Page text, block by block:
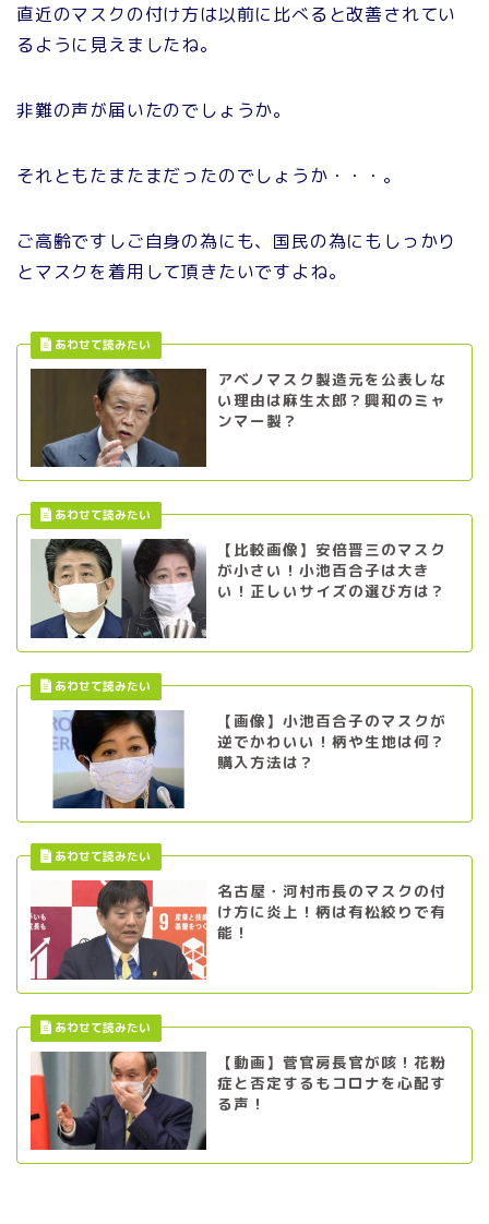
直近のマスクの付け方は以前に比べると改善されてい
るように見えましたね。
非難の声が届いたのでしょうか。
それともたまたまだったのでしょうか・・・。
ご高齢ですしご自身の為にも、国民の為にもしっかり
とマスクを着用して頂きたいですよね。
アベノマスク製造元を公表しな
い理由は麻生太郎？興和のミャ
ンマー製？
【比較画像】安倍晋三のマスク
が小さい！小池百合子は大き
い！正しいサイズの選び方は？
【画像】小池百合子のマスクが
逆でかわいい！柄や生地は何？
購入方法は？
名古屋・河村市長のマスクの付
け方に炎上！柄は有松絞りで有
能！
【動画】菅官房長官が咳！花粉
症と否定するもコロナを心配す
る声！